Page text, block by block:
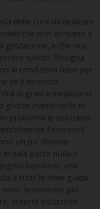
delle cure da dedicare
che non arrivano a
gestazione, e che ora,
salvati. Bisogna
le condizioni base per
se il neonato
di gravi e invalidanti
giusto mantenerlo in
problema le soluzioni
favorevoli
un po’ diverse:
in sala parto nulla o
bambino, una
a tutti; le linee guida
lievemente più
in certe situazioni